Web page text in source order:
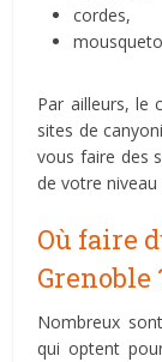
cordes,
Par ailleurs, le
sites de
vous faire des
de votre
Où faire
Grenoble
Nombreux
qui optent